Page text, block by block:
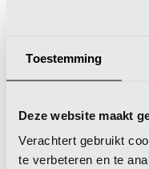
Toestemming
Deze website maakt
Verachtert gebruikt
te verbeteren en te
browser